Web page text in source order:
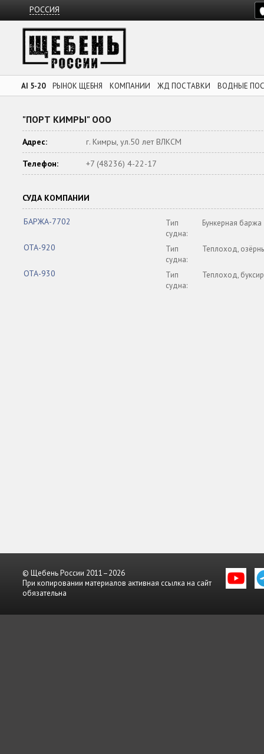
РОССИЯ
AI 5-20 РЫНОК ЩЕБНЯ КОМПАНИИ ЖД ПОСТАВКИ ВОДНЫЕ
"ПОРТ КИМРЫ" ООО
Адрес: г. Кимры, ул.50 лет ВЛКСМ
Телефон: +7 (48236) 4-22-17
СУДА КОМПАНИИ
БАРЖА-7702
Тип
судна:
Бункерная баржа
ОТА-920
Тип
судна:
Теплоход,
ОТА-930
Тип
судна:
Теплоход,
© Щебень России 2011–2026
При копировании материалов активная ссылка на сайт
обязательна